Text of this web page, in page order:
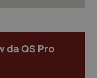
da QS Pro
di base quali la
in grado di
cookie.